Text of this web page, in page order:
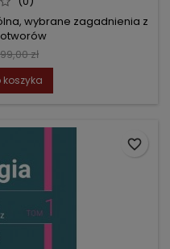
wybrane zagadnienia z
zł
favorite_border